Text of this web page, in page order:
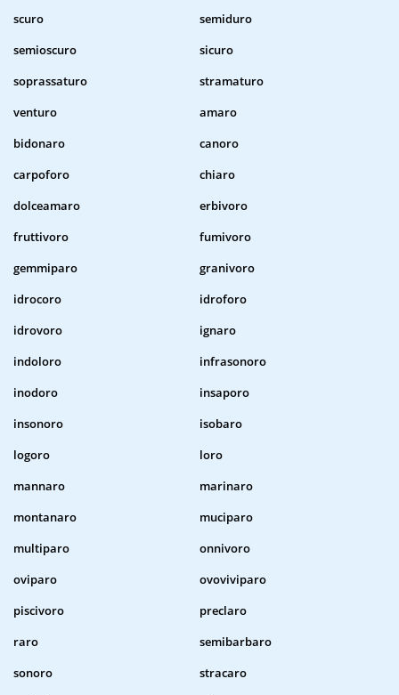
scuro
semiduro
semioscuro
sicuro
soprassaturo
stramaturo
venturo
amaro
bidonaro
canoro
carpoforo
chiaro
dolceamaro
erbivoro
fruttivoro
fumivoro
gemmiparo
granivoro
idrocoro
idroforo
idrovoro
ignaro
indoloro
infrasonoro
inodoro
insaporo
insonoro
isobaro
logoro
loro
mannaro
marinaro
montanaro
muciparo
multiparo
onnivoro
oviparo
ovoviviparo
piscivoro
preclaro
raro
semibarbaro
sonoro
stracaro